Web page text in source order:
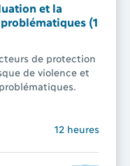
et la
(1
de protection
de violence et
12 heures